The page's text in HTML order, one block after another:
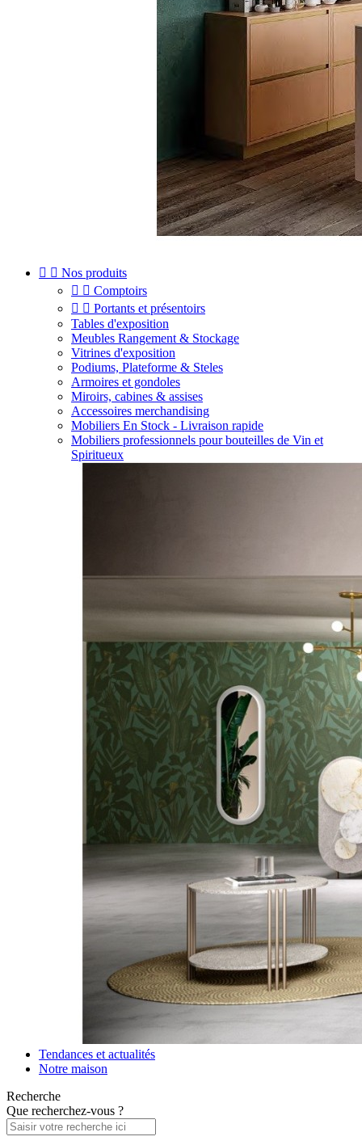
  Nos produits
  Comptoirs
  Portants et présentoirs
Tables d'exposition
Meubles Rangement & Stockage
Vitrines d'exposition
Podiums, Plateforme & Steles
Armoires et gondoles
Miroirs, cabines & assises
Accessoires merchandising
Mobiliers En Stock - Livraison rapide
Mobiliers professionnels pour bouteilles de Vin et
Spiritueux
Tendances et actualités
Notre maison
Recherche
Que recherchez-vous ?